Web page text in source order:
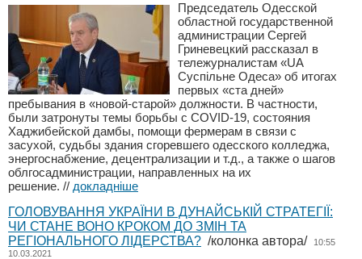
Председатель Одесской
областной государственной
администрации Сергей
Гриневецкий рассказал в
тележурналистам «UA
Суспільне Одеса» об итогах
первых «ста дней»
пребывания в «новой-старой» должности. В частности,
были затронуты темы борьбы с COVID-19, состояния
Хаджибейской дамбы, помощи фермерам в связи с
засухой, судьбы здания сгоревшего одесского колледжа,
энергоснабжение, децентрализации и т.д., а также о шагов
облгосадминистрации, направленных на их
решение. // докладніше
ГОЛОВУВАННЯ УКРАЇНИ В ДУНАЙСЬКІЙ СТРАТЕГІЇ:
ЧИ СТАНЕ ВОНО КРОКОМ ДО ЗМІН ТА
РЕГІОНАЛЬНОГО ЛІДЕРСТВА? /колонка автора/
10:55
10.03.2021